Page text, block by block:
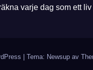
varje dag som ett liv
Tema: Newsup av